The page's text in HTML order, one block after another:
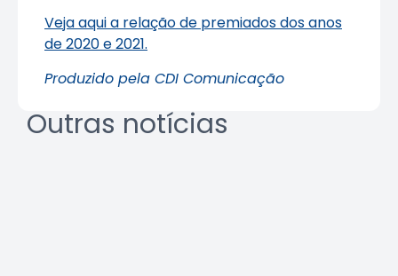
Veja aqui a relação de premiados dos anos
de 2020 e 2021.
Produzido pela CDI Comunicação
Outras notícias